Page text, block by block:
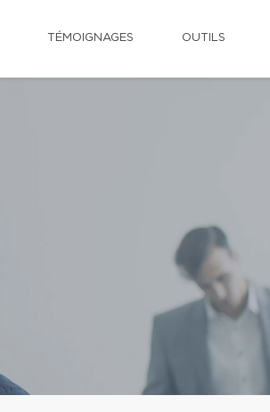
TÉMOIGNAGES OUTILS